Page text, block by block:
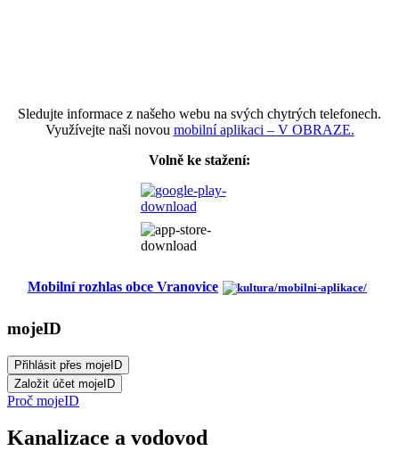
Sledujte informace z našeho webu na svých chytrých telefonech.
Využívejte naši novou mobilní aplikaci – V OBRAZE.
Volně ke stažení:
Mobilní rozhlas obce Vranovice
mojeID
Proč mojeID
Kanalizace a vodovod